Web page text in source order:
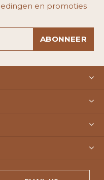
en promoties
ABONNEER